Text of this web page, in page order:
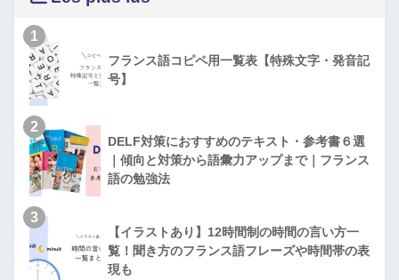
1
フランス語コピペ用一覧表【特殊文字・発音記
号】
2
DELF対策におすすめのテキスト・参考書６選
｜傾向と対策から語彙力アップまで｜フランス
語の勉強法
3
【イラストあり】12時間制の時間の言い方一
覧！聞き方のフランス語フレーズや時間帯の表
現も